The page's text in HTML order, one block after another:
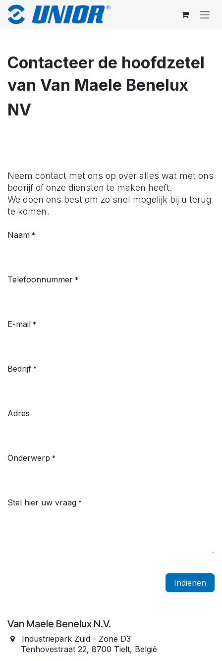
Overslaan naar inhoud
Contacteer de hoofdzetel
van Van Maele Benelux
NV
Neem contact met ons op over alles wat met ons
bedrijf of onze diensten te maken heeft.
We doen ons best om zo snel mogelijk bij u terug
te komen.
Naam *
Telefoonnummer *
E-mail *
Bedrijf *
Adres
Onderwerp *
Stel hier uw vraag *
Indienen
Van Maele Benelux N.V.
Industriepark Zuid - Zone D3
​ Tenhovestraat 22, 8700 Tielt, België